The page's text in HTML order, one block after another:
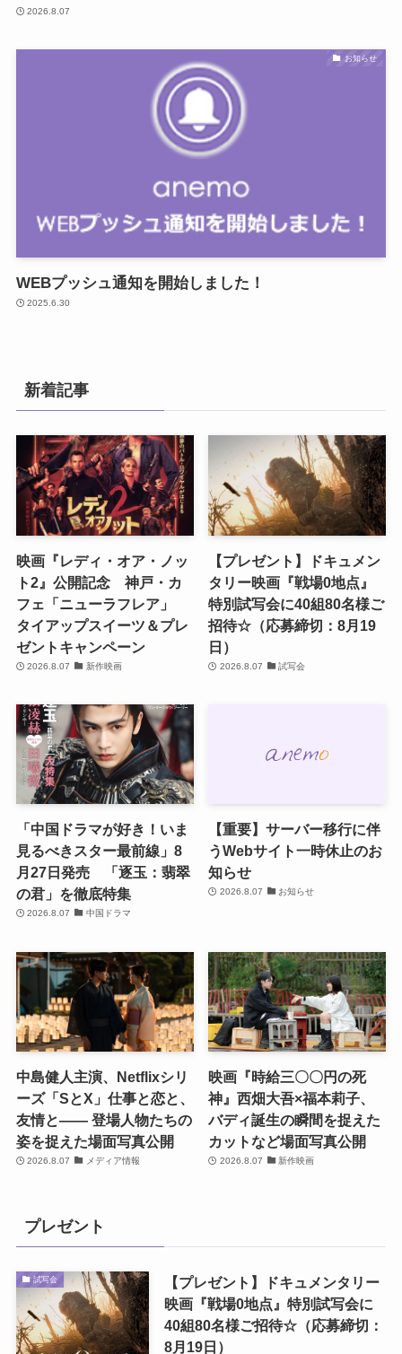
2026.8.07
お知らせ
WEBプッシュ通知を開始しました！
2025.6.30
新着記事
映画『レディ・オア・ノッ
ト2』公開記念 神戸・カ
フェ「ニューラフレア」
タイアップスイーツ＆プレ
ゼントキャンペーン
2026.8.07 新作映画
【プレゼント】ドキュメン
タリー映画『戦場0地点』
特別試写会に40組80名様ご
招待☆（応募締切：8月19
日）
2026.8.07 試写会
「中国ドラマが好き！いま
見るべきスター最前線」8
月27日発売 「逐玉：翡翠
の君」を徹底特集
2026.8.07 中国ドラマ
【重要】サーバー移行に伴
うWebサイト一時休止のお
知らせ
2026.8.07 お知らせ
中島健人主演、Netflixシリ
ーズ「SとX」仕事と恋と、
友情と―― 登場人物たちの
姿を捉えた場面写真公開
2026.8.07 メディア情報
映画『時給三〇〇円の死
神』西畑大吾×福本莉子、
バディ誕生の瞬間を捉えた
カットなど場面写真公開
2026.8.07 新作映画
プレゼント
試写会
【プレゼント】ドキュメンタリー
映画『戦場0地点』特別試写会に
40組80名様ご招待☆（応募締切：
8月19日）